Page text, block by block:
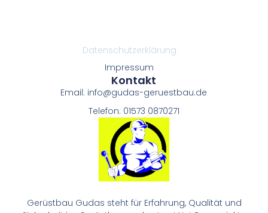
Gerüstbau Gudas steht für Erfahrung, Qualität und
Datenschutzerklärung
Impressum
Kontakt
Email: info@gudas-geruestbau.de
Telefon: 01573 0870271